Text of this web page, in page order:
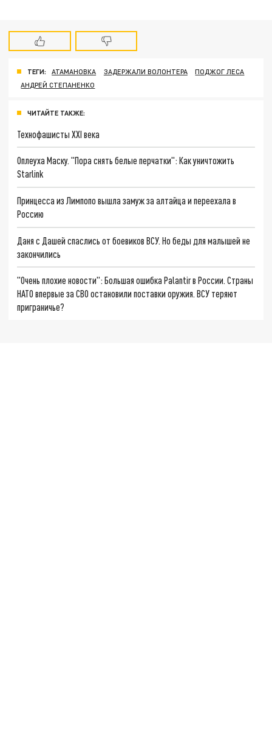
ТЕГИ: АТАМАНОВКА ЗАДЕРЖАЛИ ВОЛОНТЕРА
ПОДЖОГ ЛЕСА
АНДРЕЙ СТЕПАНЕНКО
ЧИТАЙТЕ ТАКЖЕ:
Технофашисты XXI века
Оплеуха Маску. "Пора снять белые перчатки": Как уничтожить
Starlink
Принцесса из Лимпопо вышла замуж за алтайца и переехала в
Россию
Даня с Дашей спаслись от боевиков ВСУ. Но беды для малышей не
закончились
"Очень плохие новости": Большая ошибка Palantir в России. Страны
НАТО впервые за СВО остановили поставки оружия. ВСУ теряют
приграничье?